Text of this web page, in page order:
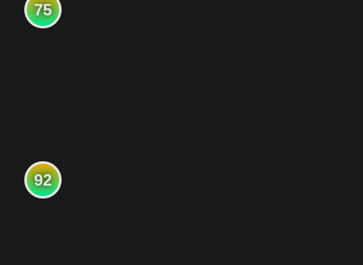
75
92